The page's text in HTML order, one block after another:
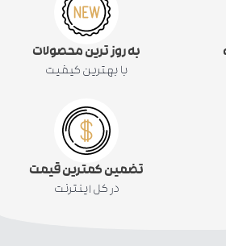
به روز ترین محصولات
با بهترین کیفیت
تضمین کمترین قیمت
در کل اینترنت